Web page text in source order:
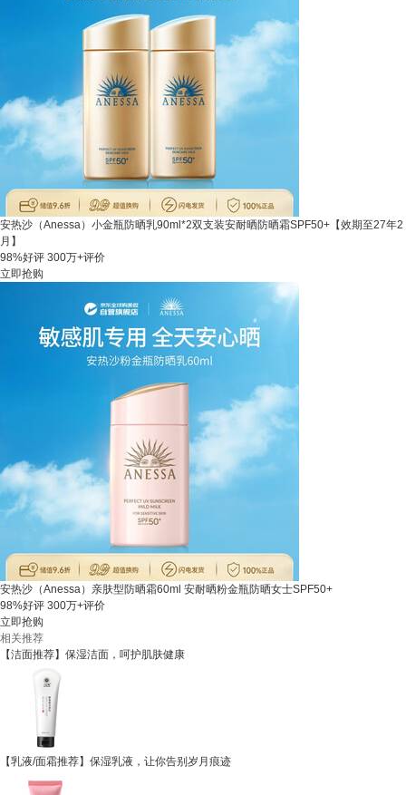
安热沙（Anessa）小金瓶防晒乳90ml*2双支装安耐晒防晒霜SPF50+【效期至27年2
月】
98%好评 300万+评价
立即抢购
安热沙（Anessa）亲肤型防晒霜60ml 安耐晒粉金瓶防晒女士SPF50+
98%好评 300万+评价
立即抢购
相关推荐
【洁面推荐】保湿洁面，呵护肌肤健康
【乳液/面霜推荐】保湿乳液，让你告别岁月痕迹